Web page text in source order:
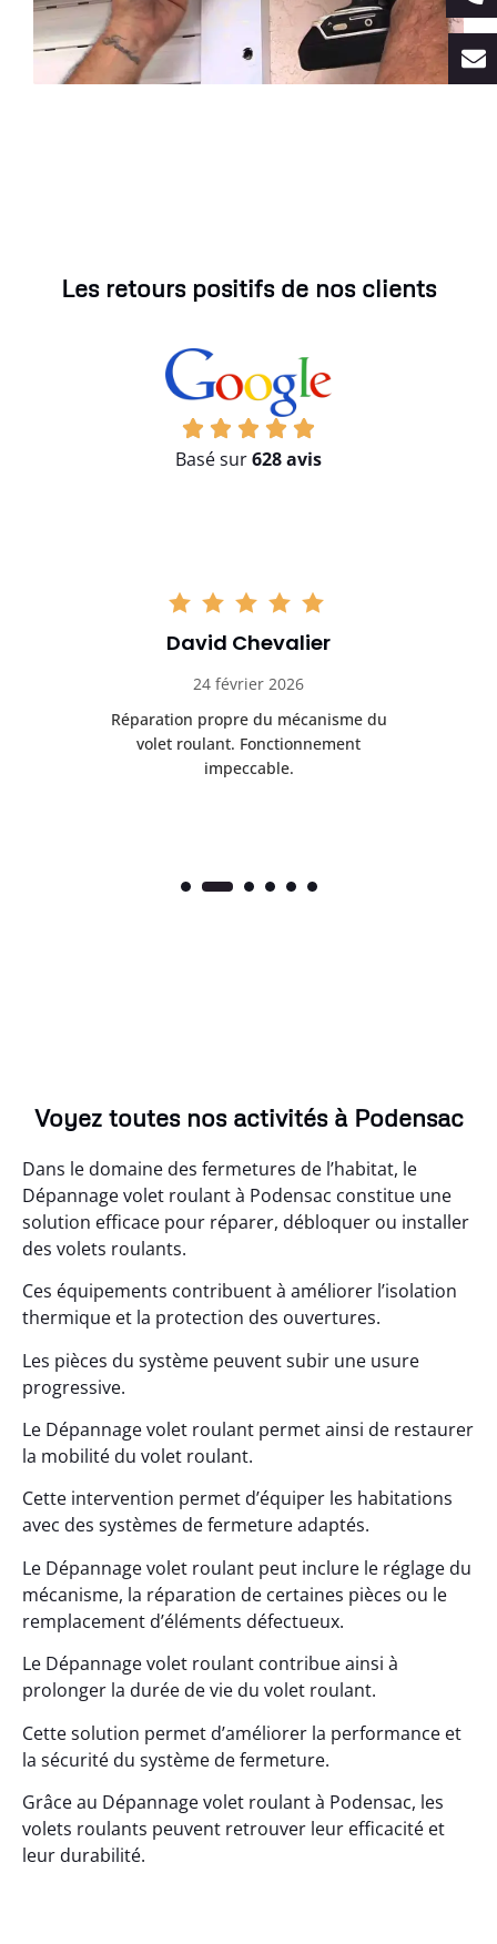
Les retours positifs de nos clients
Basé sur628 avis
David Chevalier
24 février 2026
Réparation propre du mécanisme du
volet roulant. Fonctionnement
impeccable.
Voyez toutes nos activités à Podensac
Dans le domaine des fermetures de l’habitat, le
Dépannage volet roulant à Podensac constitue une
solution efficace pour réparer, débloquer ou installer
des volets roulants.
Ces équipements contribuent à améliorer l’isolation
thermique et la protection des ouvertures.
Les pièces du système peuvent subir une usure
progressive.
Le Dépannage volet roulant permet ainsi de restaurer
la mobilité du volet roulant.
Cette intervention permet d’équiper les habitations
avec des systèmes de fermeture adaptés.
Le Dépannage volet roulant peut inclure le réglage du
mécanisme, la réparation de certaines pièces ou le
remplacement d’éléments défectueux.
Le Dépannage volet roulant contribue ainsi à
prolonger la durée de vie du volet roulant.
Cette solution permet d’améliorer la performance et
la sécurité du système de fermeture.
Grâce au Dépannage volet roulant à Podensac, les
volets roulants peuvent retrouver leur efficacité et
leur durabilité.